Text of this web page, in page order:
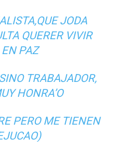
JODA
QUERER VIVIR
PAZ
TRABAJADOR,
HONRA’O
PERO ME TIENEN